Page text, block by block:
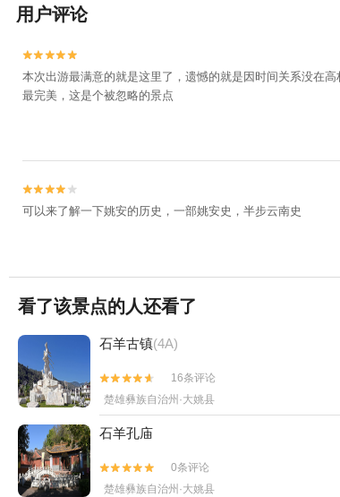
用户评论


本次出游最满意的就是这里了，遗憾的就是因时间关系没在
最完美，这是个被忽略的景点


可以来了解一下姚安的历史，一部姚安史，半步云南史
看了该景点的人还看了
石羊古镇(4A)


16条评论
楚雄彝族自治州·大姚县
石羊孔庙


0条评论
楚雄彝族自治州·大姚县